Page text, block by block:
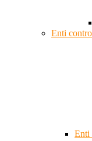
Enti
Enti